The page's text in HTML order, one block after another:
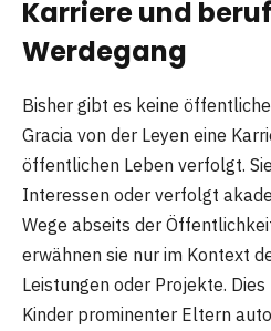
Karriere und
Werdegang
Bisher gibt es keine
Gracia von der Leyen eine
öffentlichen Leben verfolgt.
Interessen oder verfolgt
Wege abseits der
erwähnen sie nur im Kontext
Leistungen oder Projekte.
Kinder prominenter Eltern